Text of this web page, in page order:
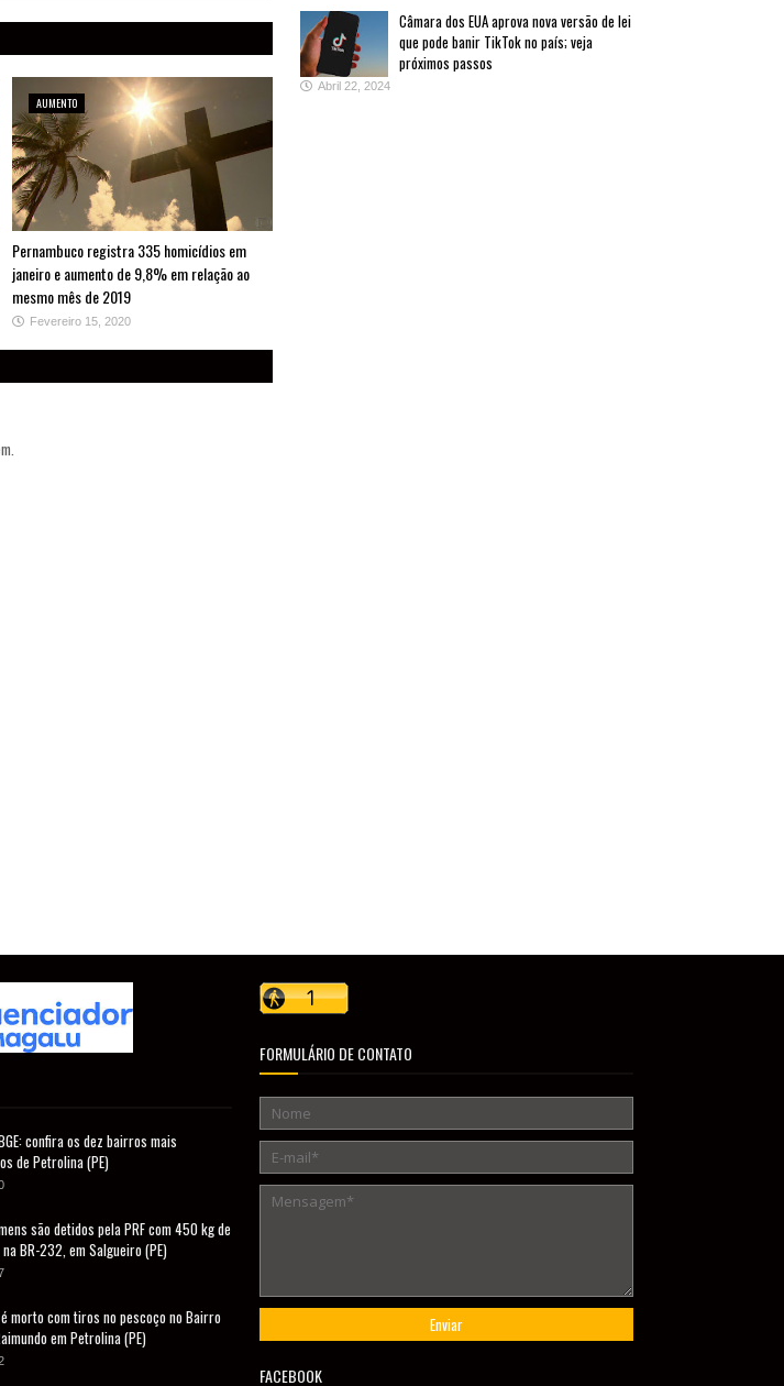
AUMENTO
Pernambuco registra 335 homicídios em
janeiro e aumento de 9,8% em relação ao
mesmo mês de 2019
Fevereiro 15, 2020
Câmara dos EUA aprova nova versão de lei
que pode banir TikTok no país; veja
próximos passos
Abril 22, 2024
confira os dez bairros mais
de Petrolina (PE)
são detidos pela PRF com 450 kg de
BR-232, em Salgueiro (PE)
morto com tiros no pescoço no Bairro
em Petrolina (PE)
FORMULÁRIO DE CONTATO
FACEBOOK